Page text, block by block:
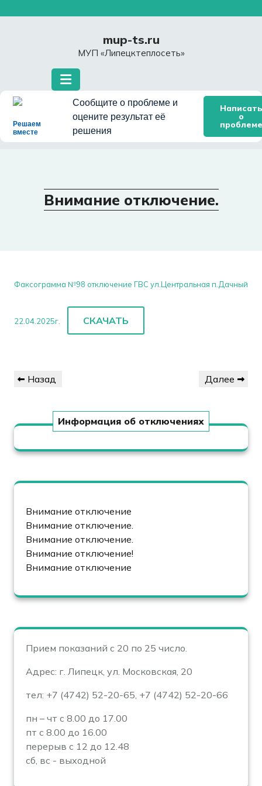
mup-ts.ru
МУП «Липецктеплосеть»
Решаем
вместе
Сообщите о проблеме и
оцените результат её
решения
Написать
о
проблеме
Внимание отключение.
Факсограмма №98 отключение ГВС ул.Центральная п.Дачный
22.04.2025г. СКАЧАТЬ
по
Предыдущая
Назад
Следующая
Далее
Информация об отключениях
Внимание отключение
Внимание отключение.
Внимание отключение.
Внимание отключение!
Внимание отключение
Прием показаний с 20 по 25 число.
Адрес: г. Липецк, ул. Московская, 20
тел: +7 (4742) 52-20-65, +7 (4742) 52-20-66
пн – чт с 8.00 до 17.00
пт с 8.00 до 16.00
перерыв с 12 до 12.48
сб, вс - выходной